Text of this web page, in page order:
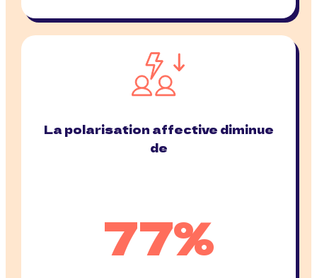
La polarisation affective diminue
de
77%